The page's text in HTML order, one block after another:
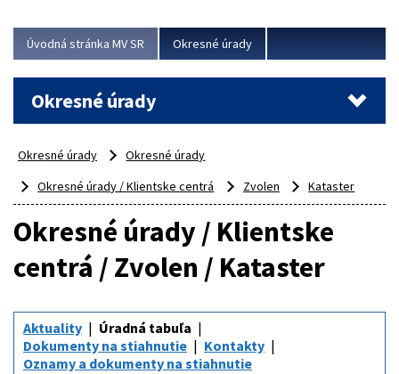
Viac
Úvodná stránka MV SR Okresné úrady
Okresné úrady
Okresné úrady
Okresné úrady
Okresné úrady / Klientske centrá
Zvolen Kataster
Okresné úrady / Klientske
centrá / Zvolen / Kataster
Aktuality
Úradná tabuľa
Dokumenty na stiahnutie
Kontakty
Oznamy a dokumenty na stiahnutie